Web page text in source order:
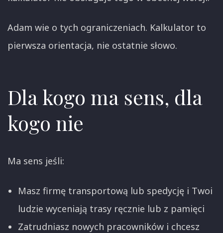
Adam wie o tych ograniczeniach. Kalkulator to
pierwsza orientacja, nie ostatnie słowo.
Dla kogo ma sens, dla
kogo nie
Ma sens jeśli:
Masz firmę transportową lub spedycję i Twoi
ludzie wyceniają trasy ręcznie lub z pamięci
Zatrudniasz nowych pracowników i chcesz